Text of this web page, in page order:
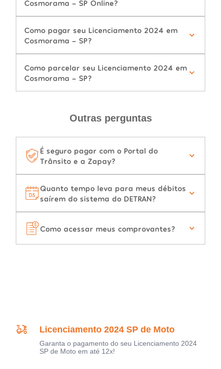
Cosmorama - SP Online?
Como pagar seu Licenciamento 2024 em
Cosmorama - SP?
Como parcelar seu Licenciamento 2024 em
Cosmorama - SP?
Outras perguntas
É seguro pagar com o Portal do
Trânsito e a Zapay?
Quanto tempo leva para meus débitos
saírem do sistema do DETRAN?
Como acessar meus comprovantes?
Licenciamento 2024 SP de Moto
Garanta o pagamento do seu Licenciamento 2024
SP de Moto em até 12x!